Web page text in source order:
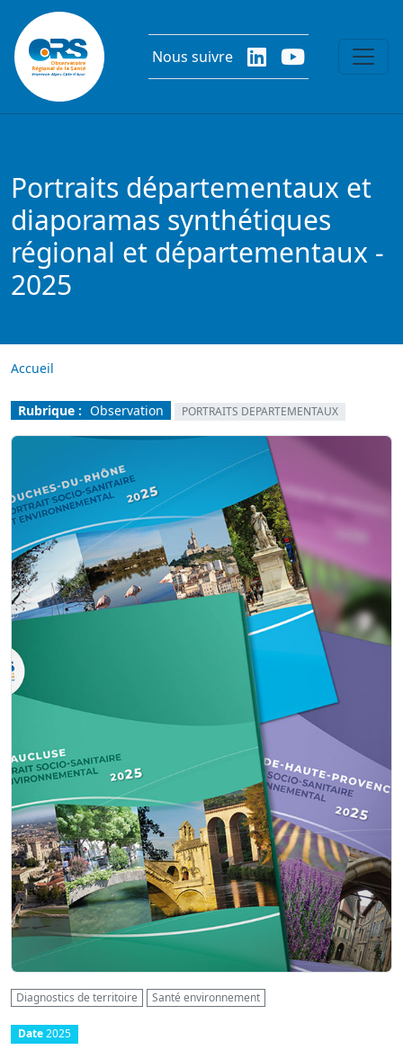
Aller au contenu principal
Nous suivre
Portraits départementaux et
diaporamas synthétiques
régional et départementaux -
2025
Accueil
Rubrique : Observation PORTRAITS DEPARTEMENTAUX
Image
Image
Diagnostics de territoire Santé environnement
Date2025